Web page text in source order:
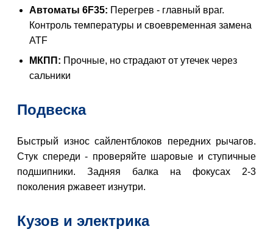
Автоматы 6F35: Перегрев - главный враг.
Контроль температуры и своевременная замена
ATF
МКПП: Прочные, но страдают от утечек через
сальники
Подвеска
Быстрый износ сайлентблоков передних рычагов.
Стук спереди - проверяйте шаровые и ступичные
подшипники. Задняя балка на фокусах 2-3
поколения ржавеет изнутри.
Кузов и электрика